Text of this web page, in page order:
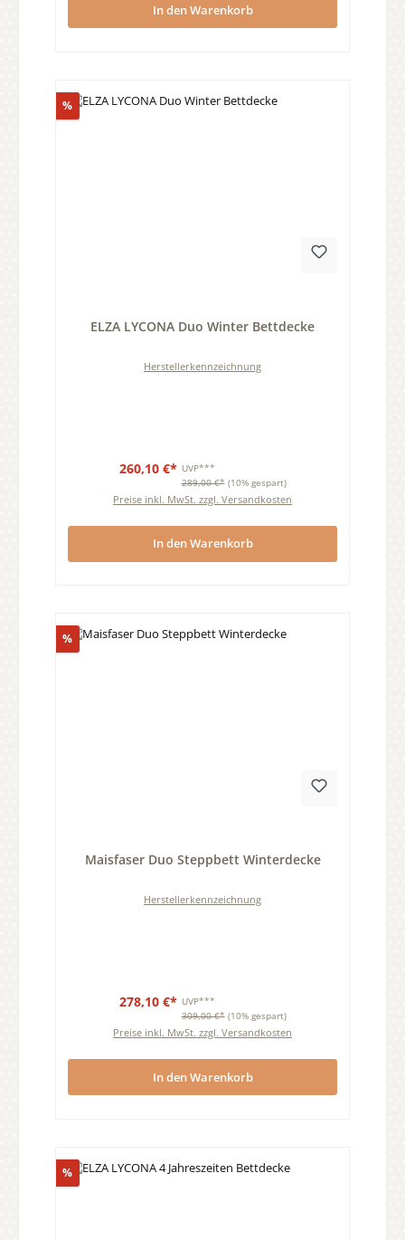
In den Warenkorb
%Rabatt
ELZA LYCONA Duo Winter Bettdecke
Herstellerkennzeichnung
260,10 €* UVP***
289,00 €* (10% gespart)
Preise inkl. MwSt. zzgl. Versandkosten
In den Warenkorb
%Rabatt
Maisfaser Duo Steppbett Winterdecke
Herstellerkennzeichnung
278,10 €* UVP***
309,00 €* (10% gespart)
Preise inkl. MwSt. zzgl. Versandkosten
In den Warenkorb
%Rabatt